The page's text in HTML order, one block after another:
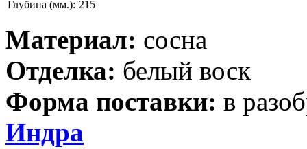
Глубина (мм.): 215
Материал: сосна
Отделка: белый воск
Форма поставки: в
Индра